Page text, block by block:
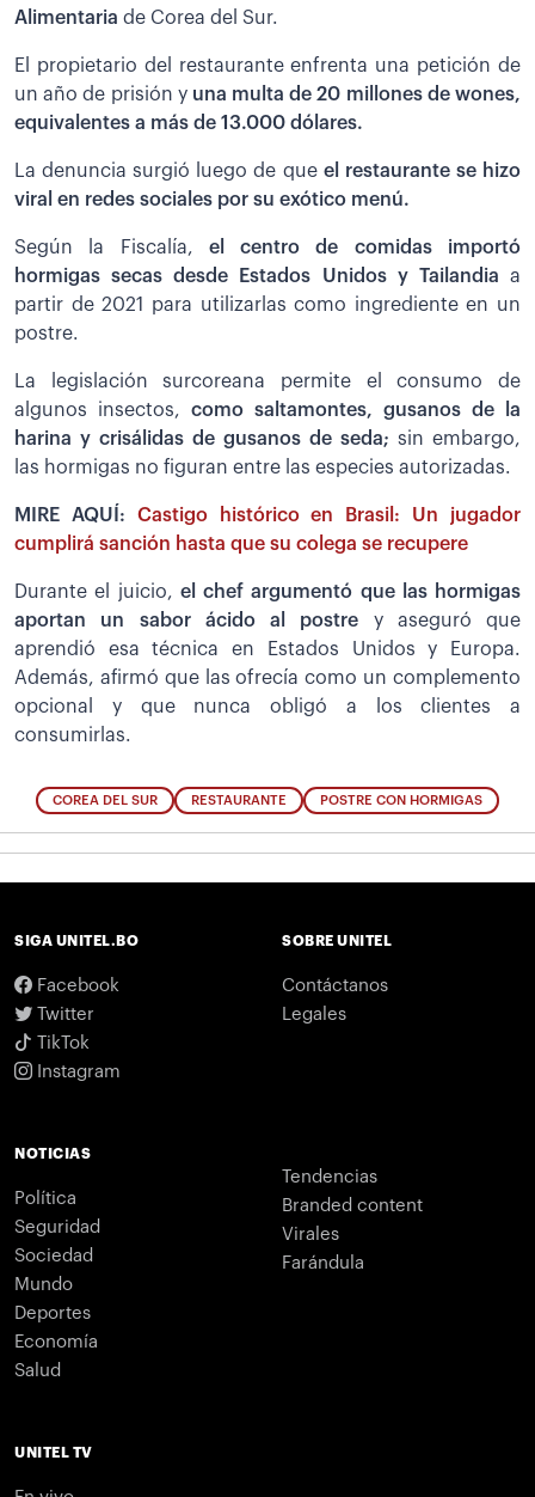
Alimentaria de Corea del Sur.
El propietario del restaurante enfrenta una petición de
un año de prisión y una multa de 20 millones de wones,
equivalentes a más de 13.000 dólares.
La denuncia surgió luego de que el restaurante se hizo
viral en redes sociales por su exótico menú.
Según la Fiscalía, el centro de comidas importó
hormigas secas desde Estados Unidos y Tailandia a
partir de 2021 para utilizarlas como ingrediente en un
postre.
La legislación surcoreana permite el consumo de
algunos insectos, como saltamontes, gusanos de la
harina y crisálidas de gusanos de seda; sin embargo,
las hormigas no figuran entre las especies autorizadas.
MIRE AQUÍ: Castigo histórico en Brasil: Un jugador
cumplirá sanción hasta que su colega se recupere
Durante el juicio, el chef argumentó que las hormigas
aportan un sabor ácido al postre y aseguró que
aprendió esa técnica en Estados Unidos y Europa.
Además, afirmó que las ofrecía como un complemento
opcional y que nunca obligó a los clientes a
consumirlas.
COREA DEL SUR RESTAURANTE POSTRE CON HORMIGAS
SIGA UNITEL.BO
Facebook
Twitter
TikTok
Instagram
SOBRE UNITEL
Contáctanos
Legales
NOTICIAS
Política
Seguridad
Sociedad
Mundo
Deportes
Economía
Salud
Tendencias
Branded content
Virales
Farándula
UNITEL TV